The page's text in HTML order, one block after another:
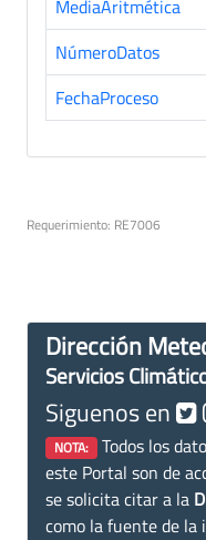
MediaAritmética
NúmeroDatos
FechaProceso
Requerimiento: RE7006
Dirección
Servicios
Siguenos en
NOTA: Todos los
este Portal son de
se solicita citar a la
como la fuente de la